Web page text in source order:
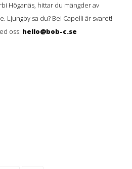
Höganäs, hittar du mängder av
Ljungby sa du? Bei Capelli är svaret!
oss: hello@bob-c.se